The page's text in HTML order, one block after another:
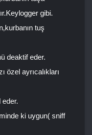
gibi.
tuş
deaktif eder.
özel ayrıcalıkları
ki uygun( sniff